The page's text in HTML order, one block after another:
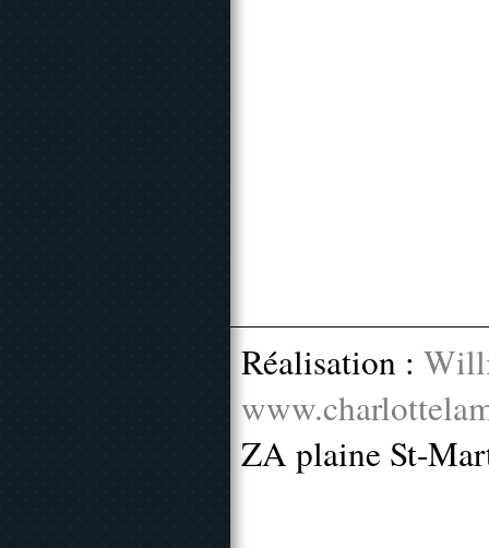
Réalisation :
ZA plaine St-